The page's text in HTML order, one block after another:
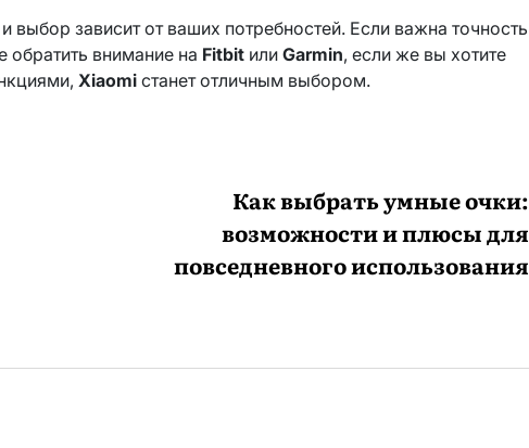
зависит от ваших потребностей. Если важна точность
обратить внимание на Fitbit или Garmin, если же вы хотите
Xiaomi станет отличным выбором.
Как выбрать умные очки:
возможности и плюсы для
повседневного использования